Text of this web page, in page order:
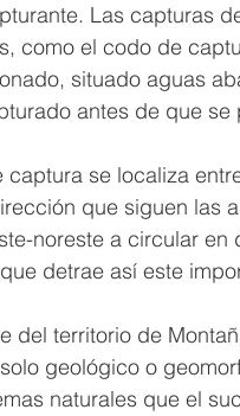
Las capturas
como el codo de
situado aguas
antes de que se
se localiza
que siguen las
noreste a circular en
detrae así este
del territorio de
geológico o
naturales que el